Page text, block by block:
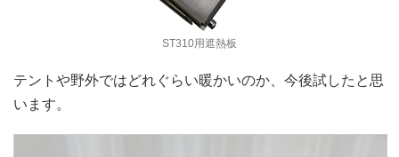
ST310用遮熱板
テントや野外ではどれぐらい暖かいのか、今後試したと思
います。